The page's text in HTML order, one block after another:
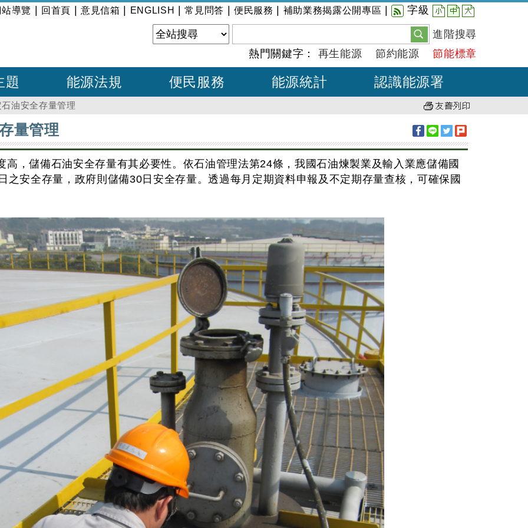
導覽 回首頁 意見信箱 ENGLISH |常見問答 便民服務 補助業務揭露公開專區 字級 小 中 大
進階搜尋
熱門關鍵字： 再生能源 節約能源 節能標章
題 能源法規 便民服務 能源統計 認識能源署
油安全存量管理
量管理
高，儲備石油安全存量有其必要性。依石油管理法第24條，我國石油煉製業及輸入業應儲備國
之安全存量，政府則儲備30日安全存量。透過每月定期資料申報及不定期存量查核，可確保國